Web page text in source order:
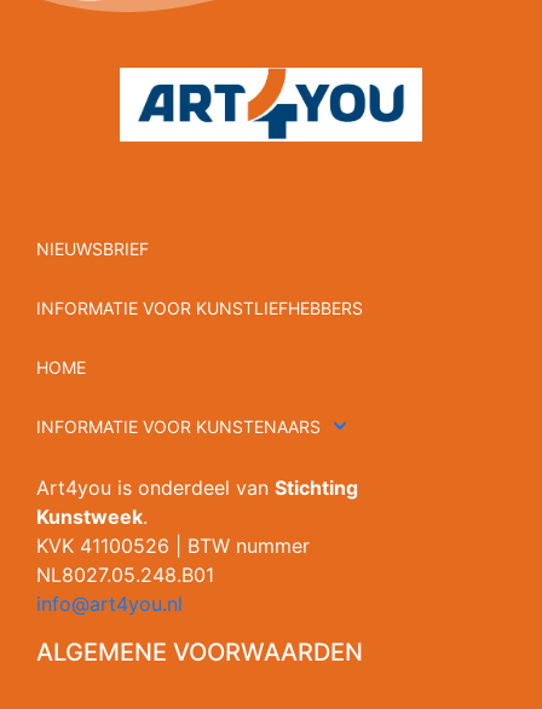
NIEUWSBRIEF
INFORMATIE VOOR KUNSTLIEFHEBBERS
HOME
INFORMATIE VOOR KUNSTENAARS
Art4you is onderdeel van Stichting
Kunstweek.
KVK 41100526 | BTW nummer
NL8027.05.248.B01
info@art4you.nl
ALGEMENE VOORWAARDEN